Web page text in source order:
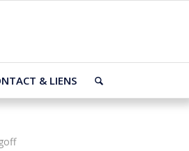
& LIENS